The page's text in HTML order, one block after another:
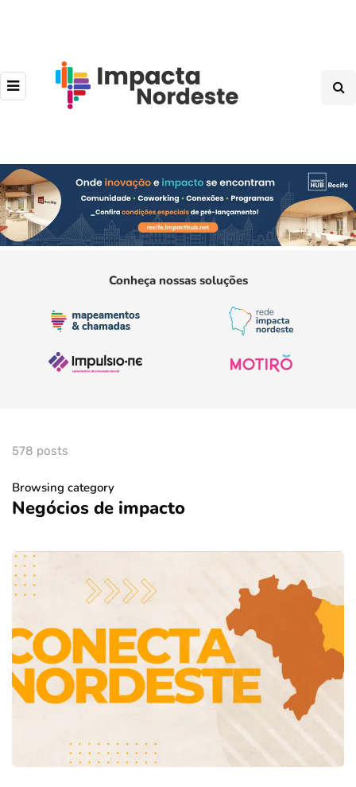
Conheça nossas soluções
578 posts
Browsing category
Negócios de impacto